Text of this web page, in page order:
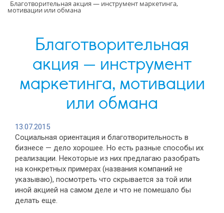
Благотворительная акция — инструмент маркетинга,
мотивации или обмана
Благотворительная
акция — инструмент
маркетинга, мотивации
или обмана
13.07.2015
Социальная ориентация и благотворительность в
бизнесе — дело хорошее. Но есть разные способы их
реализации. Некоторые из них предлагаю разобрать
на конкретных примерах (названия компаний не
указываю), посмотреть что скрывается за той или
иной акцией на самом деле и что не помешало бы
делать еще.